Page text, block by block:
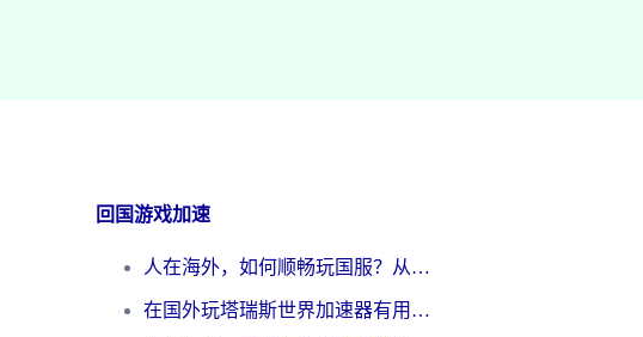
回国游戏加速
人在海外，如何顺畅玩国服？从《王者荣耀》到《云图计划》的加速器终极指南
在国外玩塔瑞斯世界加速器有用吗？海外玩家亲测后的真实答案